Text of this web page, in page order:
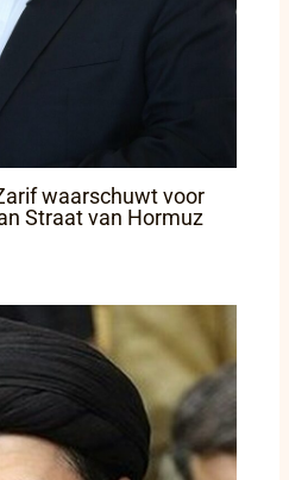
waarschuwt voor
Straat van Hormuz